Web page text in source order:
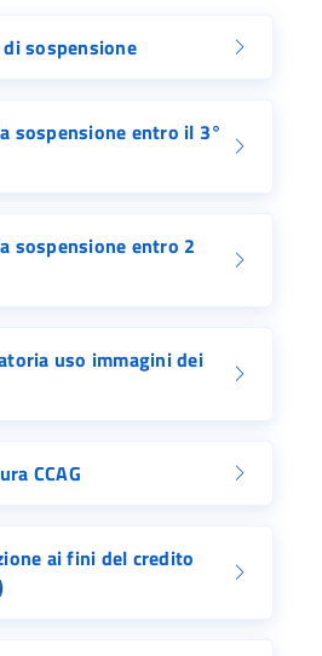
sospensione
sospensione entro il 3°
sospensione entro 2
uso immagini dei
CCAG
ai fini del credito